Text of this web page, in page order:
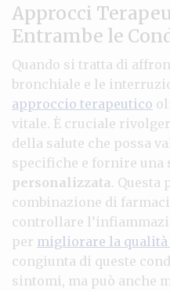
Approcci
Entrambe le
Quando si tratta di
bronchiale e le
approccio terapeutico
vitale. È cruciale
della salute che possa
specifiche e fornire una
personalizzata. Questa
combinazione di
controllare
per migliorare la qualità
congiunta di queste
sintomi, ma può anche